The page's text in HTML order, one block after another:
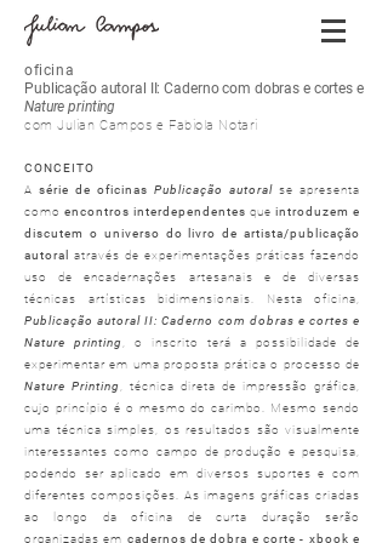
oficina
Publicação autoral II: Caderno com dobras e cortes e
Nature printing
com Julian Campos e Fabiola Notari
CONCEITO
A série de oficinas Publicação autoral se apresenta
como encontros interdependentes que introduzem e
discutem o universo do livro de artista/publicação
autoral através de experimentações práticas fazendo
uso de encadernações artesanais e de diversas
técnicas artísticas bidimensionais. Nesta oficina,
Publicação autoral II: Caderno com dobras e cortes e
Nature printing
, o inscrito terá a possibilidade de
experimentar em uma proposta prática o processo de
Nature Printing
, técnica direta de impressão gráfica,
cujo princípio é o mesmo do carimbo. Mesmo sendo
uma técnica simples, os resultados são visualmente
interessantes como campo de produção e pesquisa,
podendo ser aplicado em diversos suportes e com
diferentes composições. As imagens gráficas criadas
ao longo da oficina de curta duração serão
organizadas em cadernos de dobra e corte - xbook e